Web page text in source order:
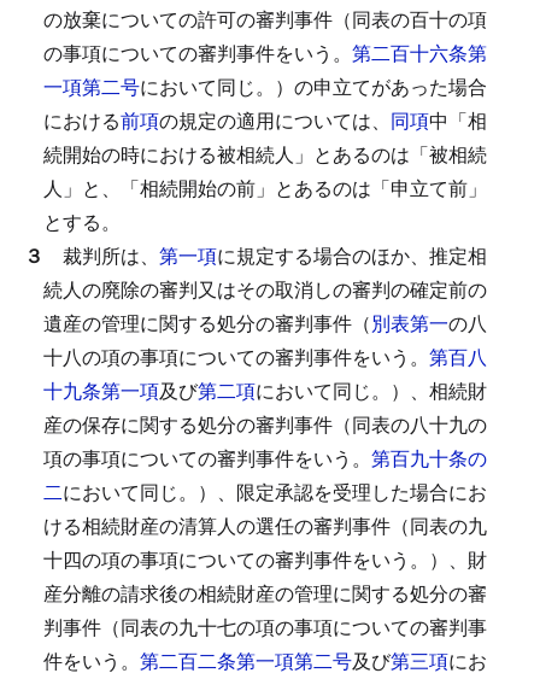
の放棄についての許可の審判事件（同表の百十の項
の事項についての審判事件をいう。 第二百十六条第
一項第二号において同じ。）の申立てがあった場合
における前項の規定の適用については、 同項中「相
続開始の時における被相続人」とあるのは「被相続
人」と、「相続開始の前」とあるのは「申立て前」
とする。
３ 裁判所は、 第一項に規定する場合のほか、推定相
続人の廃除の審判又はその取消しの審判の確定前の
遺産の管理に関する処分の審判事件（別表第一の八
十八の項の事項についての審判事件をいう。 第百八
十九条第一項及び第二項において同じ。）、相続財
産の保存に関する処分の審判事件（同表の八十九の
項の事項についての審判事件をいう。 第百九十条の
二において同じ。）、限定承認を受理した場合にお
ける相続財産の清算人の選任の審判事件（同表の九
十四の項の事項についての審判事件をいう。）、財
産分離の請求後の相続財産の管理に関する処分の審
判事件（同表の九十七の項の事項についての審判事
件をいう。 第二百二条第一項第二号及び第三項にお